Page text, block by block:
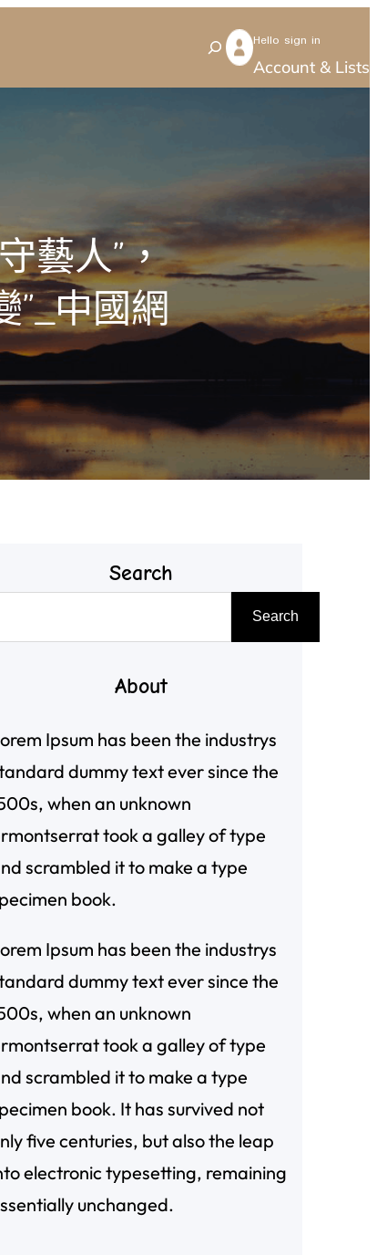
S
e
Hello sign in
Account & Lists
藝人”，
”_中國網
Search
Search
About
Ipsum has been the industrys
dummy text ever since the
when an unknown
took a galley of type
scrambled it to make a type
book.
Ipsum has been the industrys
dummy text ever since the
when an unknown
took a galley of type
scrambled it to make a type
book. It has survived not
five centuries, but also the leap
electronic typesetting, remaining
unchanged.